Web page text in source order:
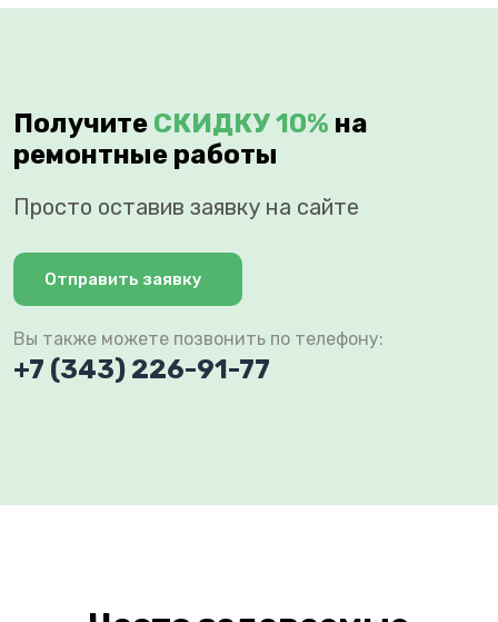
Получите СКИДКУ 10% на
ремонтные работы
Просто оставив заявку на сайте
Отправить заявку
Вы также можете позвонить по телефону:
+7 (343) 226-91-77